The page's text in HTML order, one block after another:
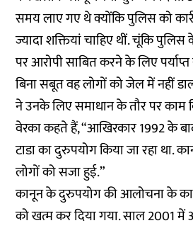
समय लाए गए थे क्योंकि पुलिस को
ज्यादा शक्तियां चाहिए थीं. चूंकि
पर आरोपी साबित करने के लिए
बिना सबूत वह लोगों को जेल में नहीं
ने उनके लिए समाधान के तौर पर काम
वेरका कहते हैं, “आखिरकार 1992 के
टाडा का दुरुपयोग किया जा रहा था.
लोगों को सजा हुई.”
कानून के दुरुपयोग की आलोचना के
को खत्म कर दिया गया. साल 2001